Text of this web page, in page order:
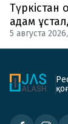
адам
5 августа